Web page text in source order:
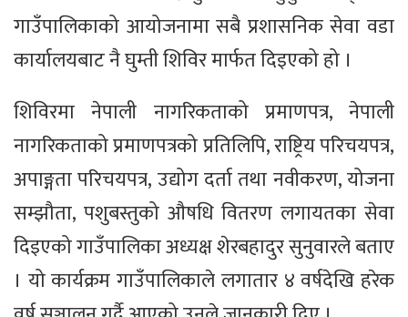
गाउँपालिकाको आयोजनामा सबै प्रशासनिक सेवा वडा
कार्यालयबाट नै घुम्ती शिविर मार्फत दिइएको हो ।
शिविरमा नेपाली नागरिकताको प्रमाणपत्र, नेपाली
नागरिकताको प्रमाणपत्रको प्रतिलिपि, राष्ट्रिय परिचयपत्र,
अपाङ्गता परिचयपत्र, उद्योग दर्ता तथा नवीकरण, योजना
सम्झौता, पशुबस्तुको औषधि वितरण लगायतका सेवा
दिइएको गाउँपालिका अध्यक्ष शेरबहादुर सुनुवारले बताए
। यो कार्यक्रम गाउँपालिकाले लगातार ४ वर्षदेखि हरेक